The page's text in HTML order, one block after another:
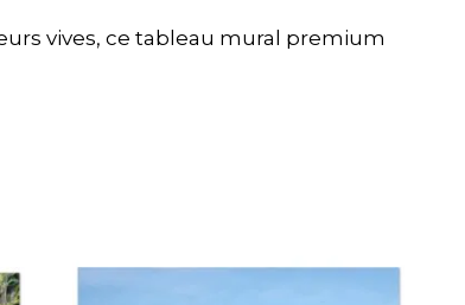
vives, ce tableau mural premium